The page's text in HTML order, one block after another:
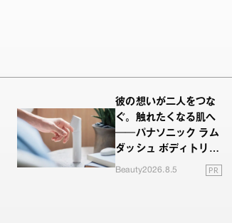
彼の想いが二人をつな
ぐ。触れたくなる肌へ
──パナソニック ラム
ダッシュ ボディトリマ
ーが進化！
Beauty2026.8.5 PR